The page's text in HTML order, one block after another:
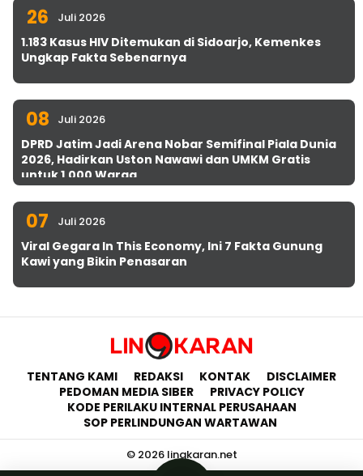
26 Juli 2026
1.183 Kasus HIV Ditemukan di Sidoarjo, Kemenkes
Ungkap Fakta Sebenarnya
08 Juli 2026
DPRD Jatim Jadi Arena Nobar Semifinal Piala Dunia
2026, Hadirkan Uston Nawawi dan UMKM Gratis
untuk 1.000 Warga
07 Juli 2026
Viral Gegara In This Economy, Ini 7 Fakta Gunung
Kawi yang Bikin Penasaran
TENTANG KAMI REDAKSI KONTAK
DISCLAIMER
PEDOMAN MEDIA SIBER
PRIVACY POLICY
KODE PERILAKU INTERNAL PERUSAHAAN
SOP PERLINDUNGAN WARTAWAN
© 2026 lingkaran.net